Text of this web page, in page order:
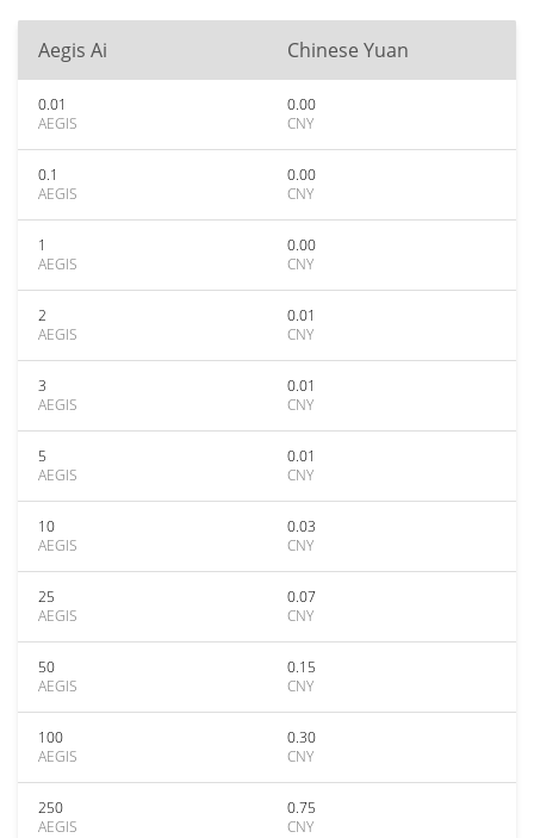
Aegis Ai Chinese Yuan
0.01
AEGIS
0.00
CNY
0.1
AEGIS
0.00
CNY
1
AEGIS
0.00
CNY
2
AEGIS
0.01
CNY
3
AEGIS
0.01
CNY
5
AEGIS
0.01
CNY
10
AEGIS
0.03
CNY
25
AEGIS
0.07
CNY
50
AEGIS
0.15
CNY
100
AEGIS
0.30
CNY
250
AEGIS
0.75
CNY